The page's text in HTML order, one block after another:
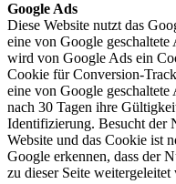
Google Ads
Diese Website nutzt das
eine von Google geschaltete
wird von Google Ads ein
Cookie für Conversion-
eine von Google
nach 30 Tagen ihre
Identifizierung. Besucht der
Website und das Cookie ist
Google erkennen, dass der
zu dieser Seite